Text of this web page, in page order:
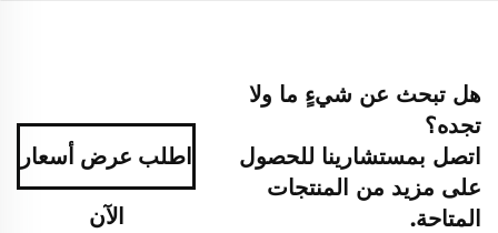
هل تبحث عن شيءٍ ما ولا
تجده؟
اتصل بمستشارينا للحصول
على مزيد من المنتجات
المتاحة.
اطلب عرض أسعار
الآن